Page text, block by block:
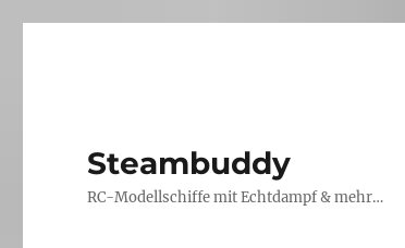
Steambuddy
RC-Modellschiffe mit Echtdampf & mehr…